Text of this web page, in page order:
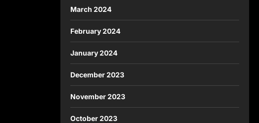
March 2024
February 2024
January 2024
December 2023
November 2023
October 2023